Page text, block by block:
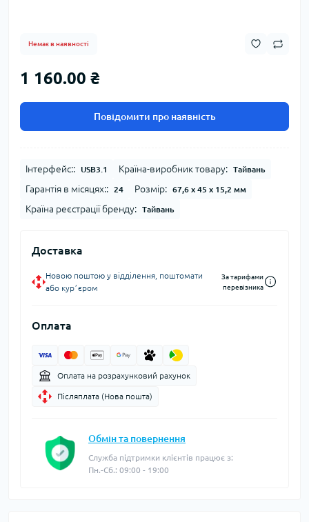
Немає в наявності
1 160.00 ₴
Повідомити про наявність
Інтерфейс:: USB3.1 Країна-виробник товару: Тайвань
Гарантія в місяцях:: 24 Розмір: 67,6 x 45 x 15,2 мм
Країна реєстрації бренду: Тайвань
Доставка
Новою поштою у відділення, поштомати
або курʼєром
За тарифами
перевізника
Оплата
Оплата на розрахунковий рахунок
Післяплата (Нова пошта)
Обмін та повернення
Служба підтримки клієнтів працює з:
Пн.-Сб.: 09:00 - 19:00